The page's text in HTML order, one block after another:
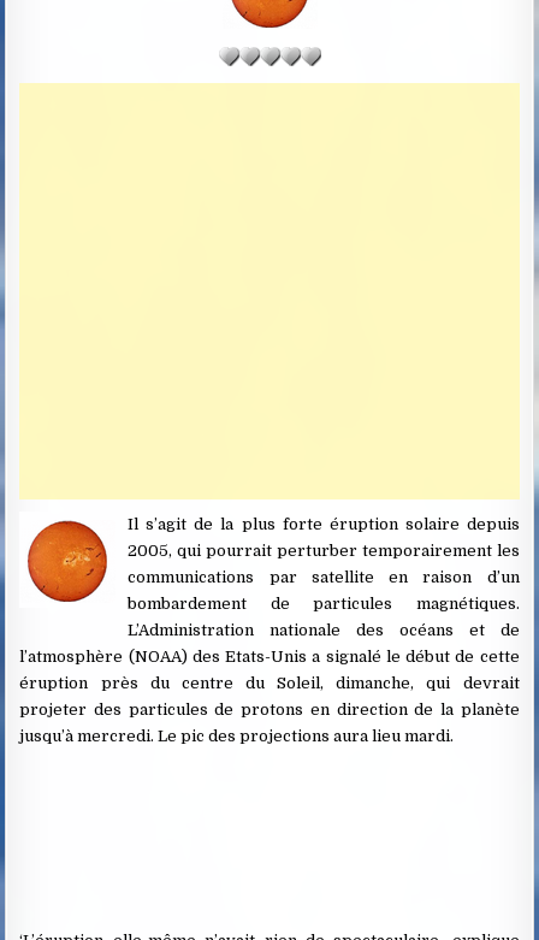
D
A
T
E
Il s’agit de la plus forte éruption solaire depuis
2005, qui pourrait perturber temporairement les
communications par satellite en raison d’un
bombardement de particules magnétiques.
L’Administration nationale des océans et de
l’atmosphère (NOAA) des Etats-Unis a signalé le début de cette
éruption près du centre du Soleil, dimanche, qui devrait
projeter des particules de protons en direction de la planète
jusqu’à mercredi. Le pic des projections aura lieu mardi.